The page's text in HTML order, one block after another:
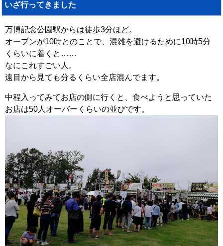
いざ行ってきました
万博記念公園駅からは徒歩3分ほど。
オープンが10時とのことで、混雑を避けるために10時5分
くらいに着くと……
なにこれすごい人。
遠目から見ても分るくらい全店混んでます。
中程入ってみてお店の側に行くと、食べようと思っていた
お店は50人オーバーくらいの並びです。